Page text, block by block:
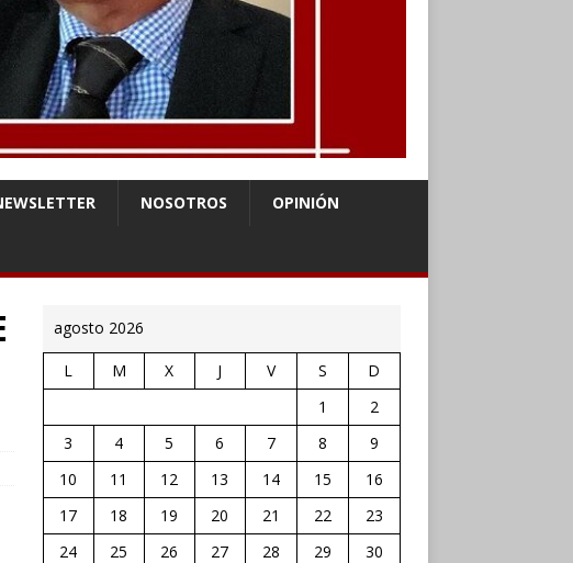
NOSOTROS OPINIÓN
agosto 2026
L M X J V S
D
1
2
3
4 5 6 7 8
9
10
11 12 13 14 15
16
17
18 19 20 21 22
23
24
25 26 27 28 29
30